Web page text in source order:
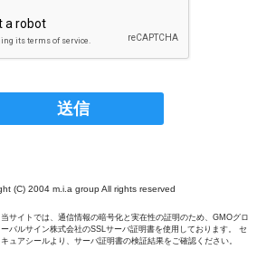
(C) 2004 m.i.a group All rights reserved
当サイトでは、通信情報の暗号化と実在性の証明のため、GMOグロ
ーバルサイン株式会社のSSLサーバ証明書を使用しております。 セ
キュアシールより、サーバ証明書の検証結果をご確認ください。